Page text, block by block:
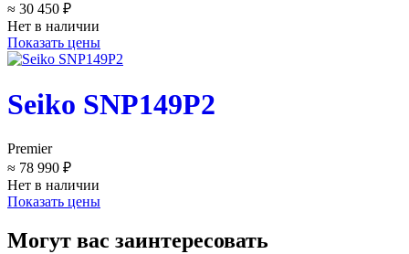
≈ 30 450 ₽
Нет в наличии
Показать цены
Seiko SNP149P2
Premier
≈ 78 990 ₽
Нет в наличии
Показать цены
Могут вас заинтересовать